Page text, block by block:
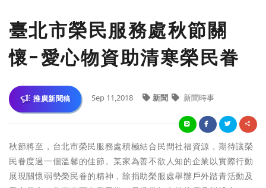
臺北市榮民服務處秋節關
懷-愛心物資助清寒榮民眷
推廣新聞稿 Sep 11,2018 新聞 新聞時事
秋節將至，台北市榮民服務處積極結合民間社福資源，期待讓榮
民眷度過一個溫馨的佳節。某家為善不欲人知的企業以實際行動
展現關懷弱勢榮民眷的精神，除捐助榮服處舉辦戶外踏青活動及